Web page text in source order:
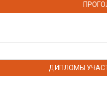
ДИПЛОМЫ